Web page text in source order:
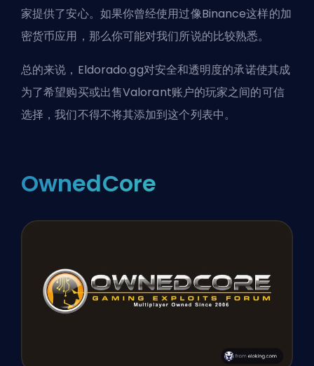
家提供了安心。如果你曾经使用过像Binance这样的加
密货币应用，那么你可能对我们所说的比较熟悉。
总的来说，Eldorado.gg对安全和透明度的承诺使其成
为了希望购买或出售Valorant账户的玩家之间的可信
选择，我们不得不将其添加到这个列表中。
OwnedCore